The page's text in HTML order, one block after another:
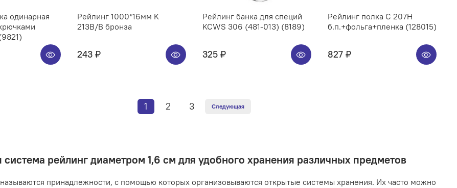
одинарная
Рейлинг 1000*16мм K
213B/B бронза
243 ₽
Рейлинг банка для специй
KCWS 306 (481-013) (8189)
325 ₽
Рейлинг полка C 207H
б.п.+фольга+пленка (128015)
827 ₽
1 2 3 Следующая
рейлинг диаметром 1,6 см для удобного хранения различных предметов
принадлежности, с помощью которых организовываются открытые системы хранения. Их часто можно